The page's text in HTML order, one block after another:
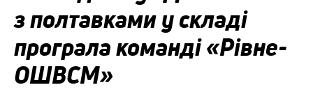
з полтавками у складі
програла команді «Рівне-
ОШВСМ»